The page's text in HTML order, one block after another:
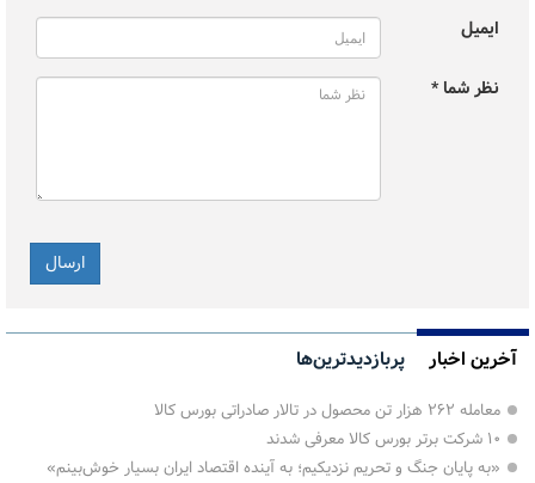
ایمیل
نظر شما *
آخرین اخبار پربازدیدترین‌ها
معامله ۲۶۲ هزار تن محصول در تالار صادراتی بورس کالا
۱۰ شرکت برتر بورس کالا معرفی شدند
«به پایان جنگ و تحریم نزدیکیم؛ به آینده اقتصاد ایران بسیار خوش‌بینم»